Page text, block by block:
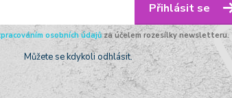
Přihlásit se
osobních údajůza účelem rozesílky newsletteru.
Můžete se kdykoli odhlásit.